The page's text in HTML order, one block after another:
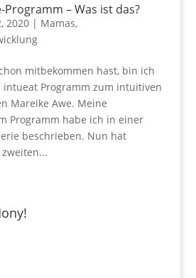
– Was ist das?
2020| Mamas,
mitbekommen hast, bin ich
intueat Programm zum intuitiven
Mareike Awe. Meine
Programm habe ich in einer
beschrieben. Nun hat